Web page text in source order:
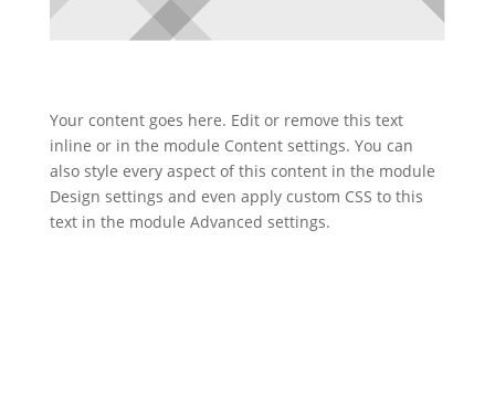
Your content goes here. Edit or remove this text
inline or in the module Content settings. You can
also style every aspect of this content in the module
Design settings and even apply custom CSS to this
text in the module Advanced settings.